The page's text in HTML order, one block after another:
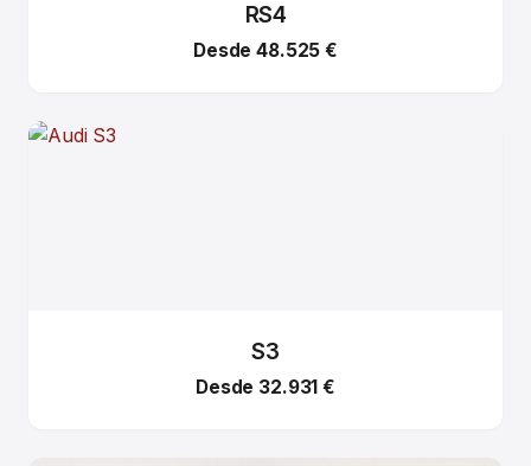
RS4
Desde 48.525 €
S3
Desde 32.931 €